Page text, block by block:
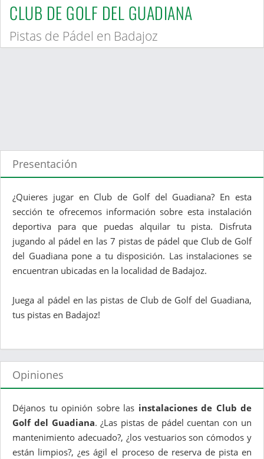
CLUB DE GOLF DEL GUADIANA
Pistas de Pádel en Badajoz
Presentación
¿Quieres jugar en Club de Golf del Guadiana? En esta
sección te ofrecemos información sobre esta instalación
deportiva para que puedas alquilar tu pista. Disfruta
jugando al pádel en las 7 pistas de pádel que Club de Golf
del Guadiana pone a tu disposición. Las instalaciones se
encuentran ubicadas en la localidad de Badajoz.
Juega al pádel en las pistas de Club de Golf del Guadiana,
tus pistas en Badajoz!
Opiniones
Déjanos tu opinión sobre las instalaciones de Club de
Golf del Guadiana. ¿Las pistas de pádel cuentan con un
mantenimiento adecuado?, ¿los vestuarios son cómodos y
están limpios?, ¿es ágil el proceso de reserva de pista en